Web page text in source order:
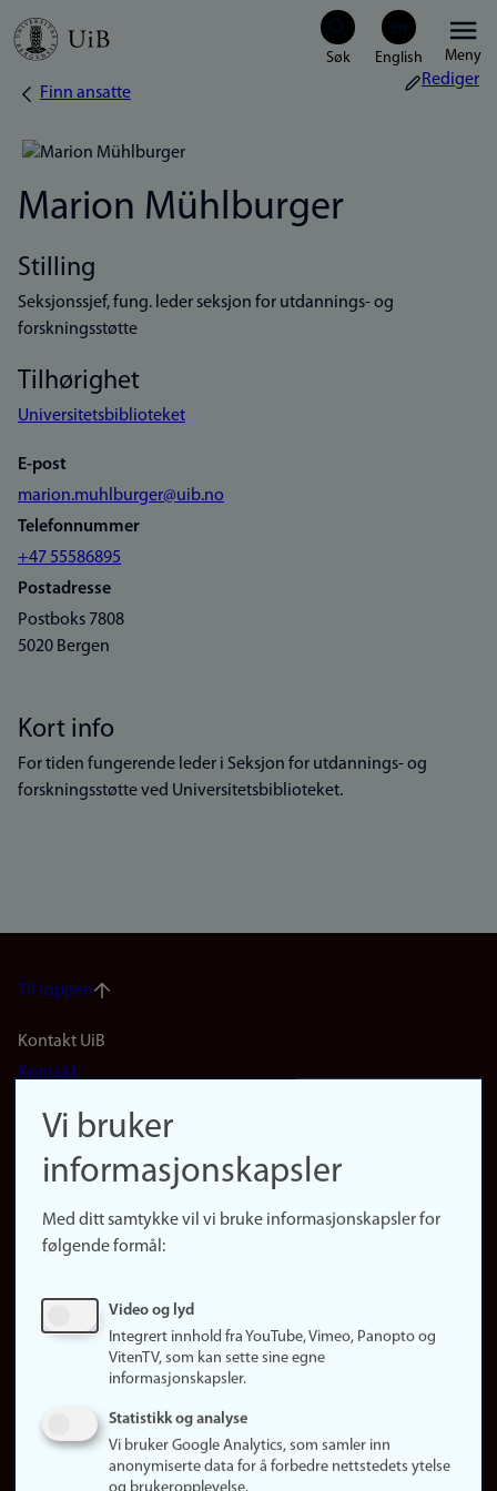
Hopp
Meny
Navigasjonssti
Finn ansatte
Rediger
Marion Mühlburger
Stilling
Seksjonssjef, fung. leder seksjon for utdannings- og
forskningsstøtte
Tilhørighet
Universitetsbiblioteket
E-post
marion.muhlburger@uib.no
Telefonnummer
+47 55586895
Postadresse
Postboks 7808
5020 Bergen
Kort info
For tiden fungerende leder i Seksjon for utdannings- og
forskningsstøtte ved Universitetsbiblioteket.
Til toppen
Footer
(no)
Kontakt UiB
Kontakt
Finn forsker
Presse
Finn studier
Ledige stillinger
Om nettstedet
Informasjonskapsler
Vi bruker
informasjonskapsler
Med ditt samtykke vil vi bruke informasjonskapsler for
følgende formål:
Video og lyd
Integrert innhold fra YouTube, Vimeo, Panopto og
VitenTV, som kan sette sine egne
informasjonskapsler.
Statistikk og analyse
Vi bruker Google Analytics, som samler inn
anonymiserte data for å forbedre nettstedets ytelse